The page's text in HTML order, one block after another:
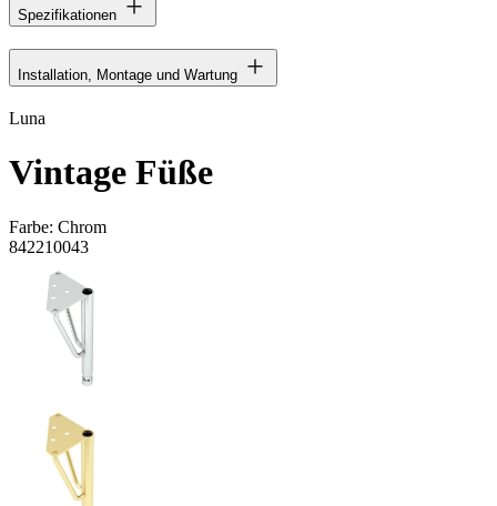
Spezifikationen
Installation, Montage und Wartung
Luna
Vintage Füße
Farbe: Chrom
842210043